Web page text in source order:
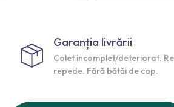
Garanția livrării
Colet incomplet/deteriorat.
repede. Fără bătăi de cap.